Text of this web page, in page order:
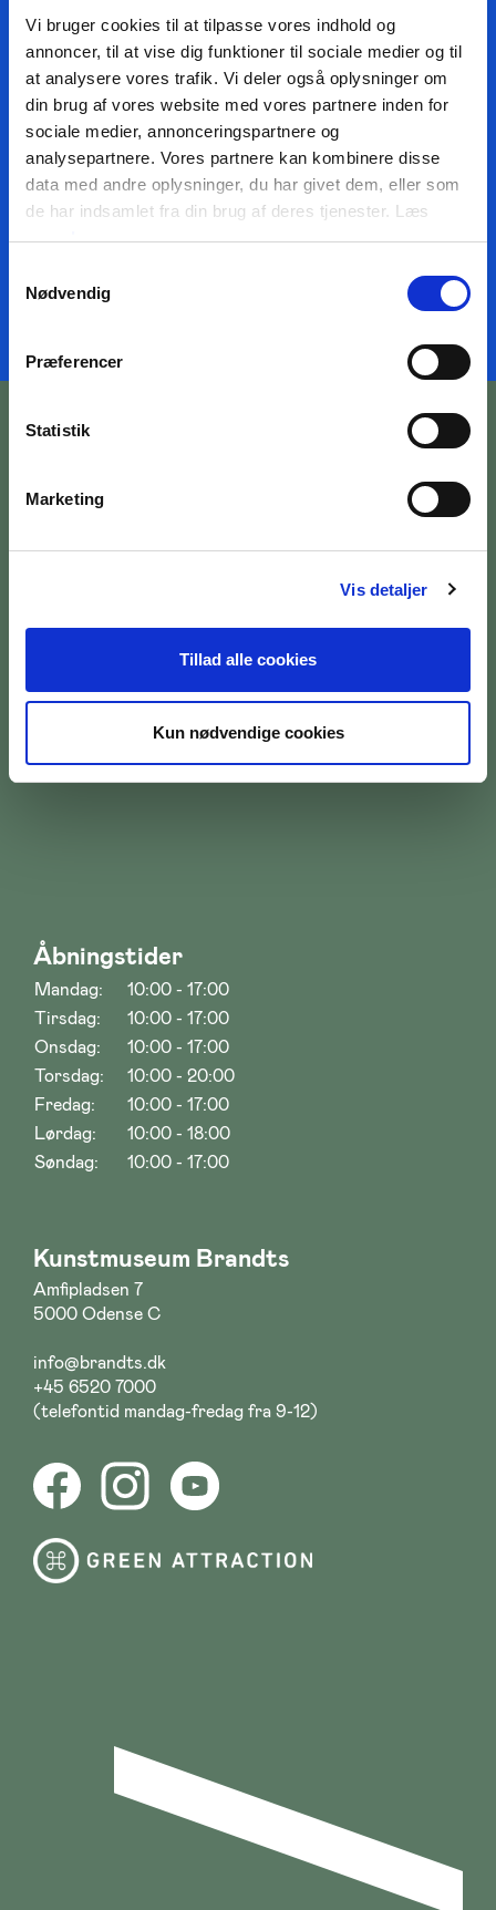
Vi bruger cookies til at tilpasse vores indhold og
annoncer, til at vise dig funktioner til sociale medier og til
at analysere vores trafik. Vi deler også oplysninger om
din brug af vores website med vores partnere inden for
sociale medier, annonceringspartnere og
analysepartnere. Vores partnere kan kombinere disse
data med andre oplysninger, du har givet dem, eller som
de har indsamlet fra din brug af deres tjenester. Læs
mereher
Nødvendig
Præferencer
Statistik
Marketing
Vis detaljer
Tillad alle cookies
Kun nødvendige cookies
JA, TAK TIL NYHEDER
JEG HAR LÆST BETINGELSERNE
TILMELD NYHEDSMAIL
Åbningstider
Mandag:
10:00 - 17:00
Tirsdag:
10:00 - 17:00
Onsdag:
10:00 - 17:00
Torsdag:
10:00 - 20:00
Fredag:
10:00 - 17:00
Lørdag:
10:00 - 18:00
Søndag:
10:00 - 17:00
Kunstmuseum Brandts
Amfipladsen 7
5000 Odense C
info@brandts.dk
+45 6520 7000
(telefontid mandag-fredag fra 9-12)
MEDARBEJDERE
SØG PÅ BRANDTS